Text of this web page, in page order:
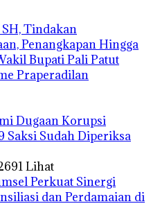
Tindakan
Penangkapan Hingga
Bupati Pali Patut
Praperadilan
Dugaan Korupsi
Saksi Sudah Diperiksa
91 Lihat
Perkuat Sinergi
dan Perdamaian di